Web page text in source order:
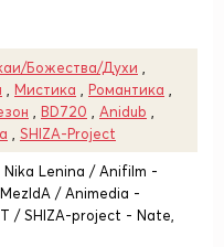
Божества/Духи
Мистика Романтика
BD720 Anidub
SHIZA-Project
Lenina / Anifilm -
/ Animedia -
/ SHIZA-project - Nate,